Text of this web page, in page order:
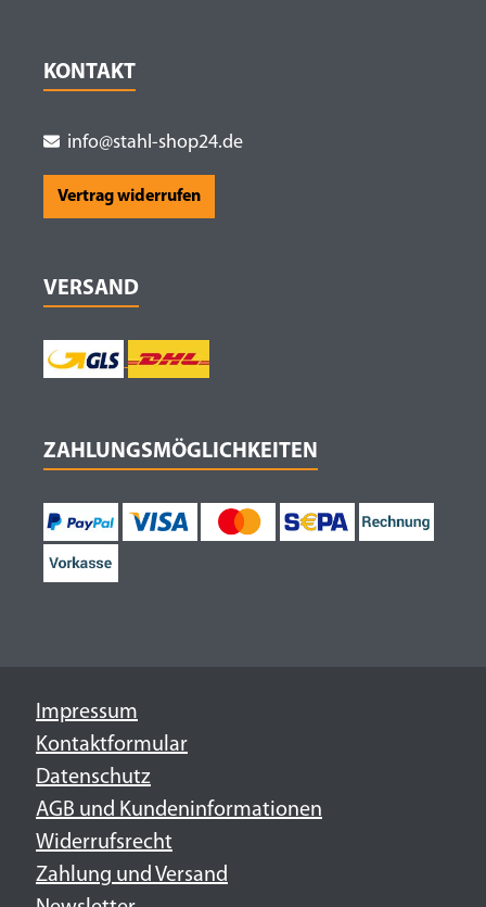
KONTAKT
info@stahl-shop24.de
Vertrag widerrufen
VERSAND
ZAHLUNGSMÖGLICHKEITEN
Impressum
Kontaktformular
Datenschutz
AGB und Kundeninformationen
Widerrufsrecht
Zahlung und Versand